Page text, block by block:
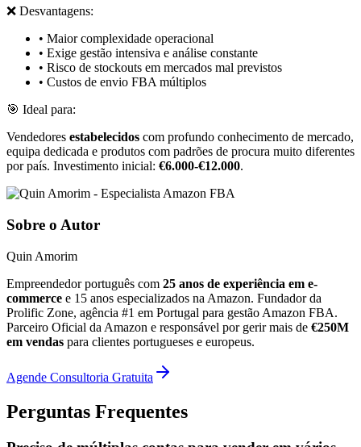
❌ Desvantagens:
• Maior complexidade operacional
• Exige gestão intensiva e análise constante
• Risco de stockouts em mercados mal previstos
• Custos de envio FBA múltiplos
🎯 Ideal para:
Vendedores estabelecidos com profundo conhecimento de mercado,
equipa dedicada e produtos com padrões de procura muito diferentes
por país. Investimento inicial: €6.000-€12.000.
Sobre o Autor
Quin Amorim
Empreendedor português com 25 anos de experiência em e-
commerce e 15 anos especializados na Amazon. Fundador da
Prolific Zone, agência #1 em Portugal para gestão Amazon FBA.
Parceiro Oficial da Amazon e responsável por gerir mais de €250M
em vendas para clientes portugueses e europeus.
Agende Consultoria Gratuita
Perguntas Frequentes